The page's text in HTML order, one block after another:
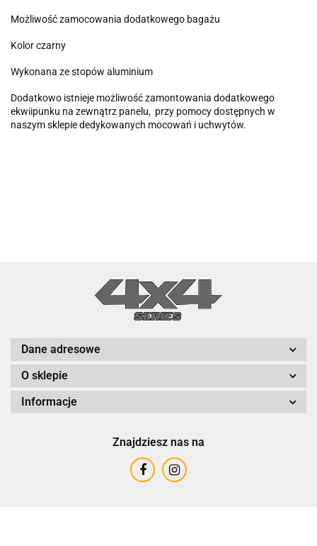
Możliwość zamocowania dodatkowego bagażu
Kolor czarny
Wykonana ze stopów aluminium
Dodatkowo istnieje możliwość zamontowania dodatkowego
ekwiipunku na zewnątrz panelu, przy pomocy dostępnych w
naszym sklepie dedykowanych mocowań i uchwytów.
Dane adresowe
O sklepie
Informacje
Znajdziesz nas na